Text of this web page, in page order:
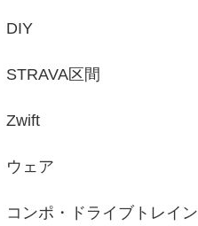
DIY
STRAVA区間
Zwift
ウェア
コンポ・ドライブトレイン